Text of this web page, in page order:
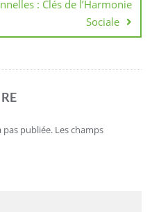
: Clés de l’Harmonie
Sociale
pas publiée. Les champs